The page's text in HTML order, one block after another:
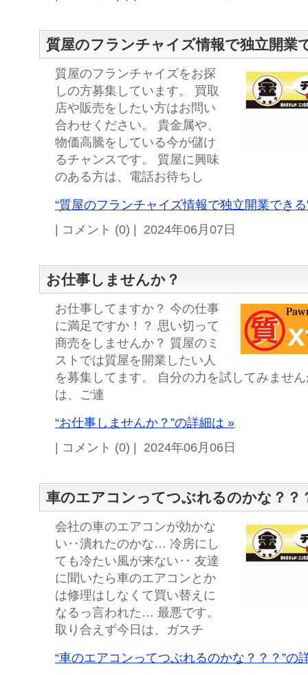
質屋のフランチャイズ情報で独立開業
質屋のフランチャイズをお探
しの方募集しています。 買取
店や販売をしたい方はお問い
合わせください。 貴金属や、
物価高騰をしている今が儲け
るチャンスです。 質屋に興味
のある方は、電話お待ちし
“質屋のフランチャイズ情報で独立開業でき
| コメント (0) | 2024年06月07日
お仕事しませんか？
お仕事してますか？ 今の仕事
に満足ですか！？ 思い切って
商売をしませんか？ 質屋のミ
ストでは質屋を開業したい人
を募集してます。 自分の力を試してみませ
は、ご連
“お仕事しませんか？”の詳細は »
| コメント (0) | 2024年06月06日
車のエアコンってつぶれるのかな？？
会社の車のエアコンが効かな
い‥潰れたのかな… 冷房にし
ても冷たい風が来ない‥ 友達
に聞いたら車のエアコンとか
は修理はしなくて買い替えに
なるっ言われた… 最悪です。
取り合えず今日は、ガスチ
“車のエアコンってつぶれるのかな？？？”の